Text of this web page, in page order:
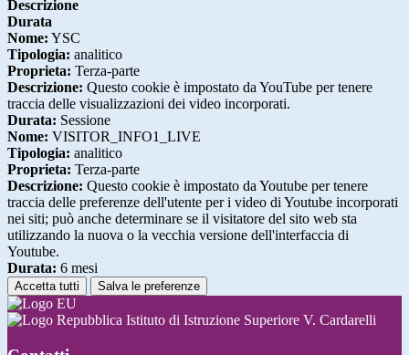
Descrizione
Durata
Nome: YSC
Tipologia: analitico
Proprieta: Terza-parte
Descrizione: Questo cookie è impostato da YouTube per tenere
traccia delle visualizzazioni dei video incorporati.
Durata: Sessione
Nome: VISITOR_INFO1_LIVE
Tipologia: analitico
Proprieta: Terza-parte
Descrizione: Questo cookie è impostato da Youtube per tenere
traccia delle preferenze dell'utente per i video di Youtube incorporati
nei siti; può anche determinare se il visitatore del sito web sta
utilizzando la nuova o la vecchia versione dell'interfaccia di
Youtube.
Durata: 6 mesi
Accetta tutti Salva le preferenze
Istituto di Istruzione Superiore V. Cardarelli